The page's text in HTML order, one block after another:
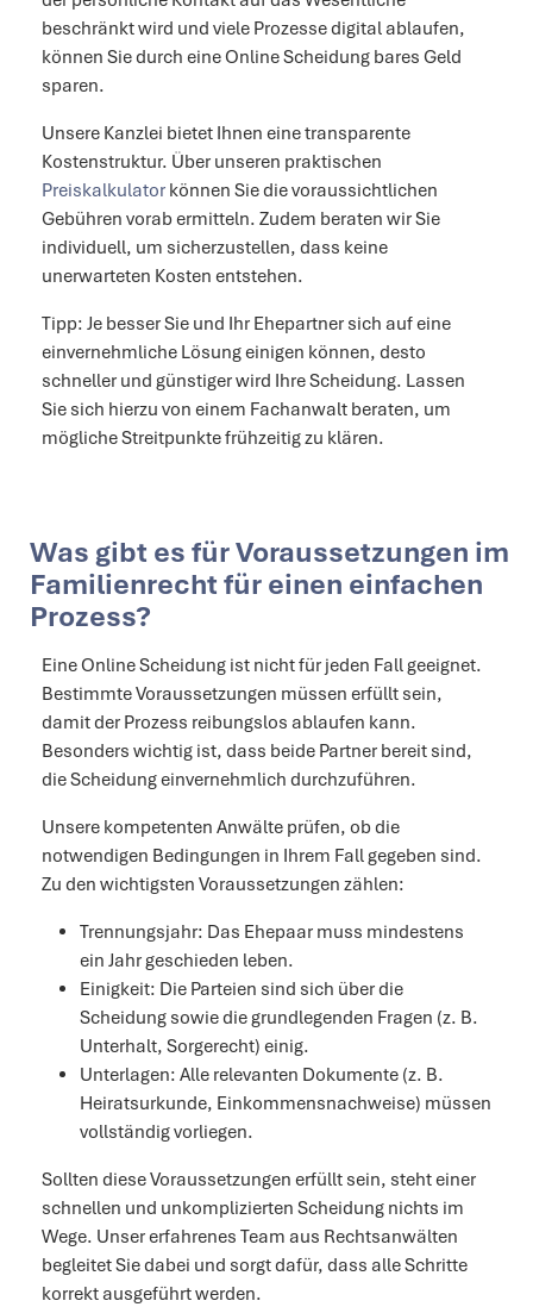
beschränkt wird und viele Prozesse digital ablaufen,
können Sie durch eine Online Scheidung bares Geld
sparen.
Unsere Kanzlei bietet Ihnen eine transparente
Kostenstruktur. Über unseren praktischen
Preiskalkulator können Sie die voraussichtlichen
Gebühren vorab ermitteln. Zudem beraten wir Sie
individuell, um sicherzustellen, dass keine
unerwarteten Kosten entstehen.
Tipp: Je besser Sie und Ihr Ehepartner sich auf eine
einvernehmliche Lösung einigen können, desto
schneller und günstiger wird Ihre Scheidung. Lassen
Sie sich hierzu von einem Fachanwalt beraten, um
mögliche Streitpunkte frühzeitig zu klären.
Was gibt es für Voraussetzungen im
Familienrecht für einen einfachen
Prozess?
Eine Online Scheidung ist nicht für jeden Fall geeignet.
Bestimmte Voraussetzungen müssen erfüllt sein,
damit der Prozess reibungslos ablaufen kann.
Besonders wichtig ist, dass beide Partner bereit sind,
die Scheidung einvernehmlich durchzuführen.
Unsere kompetenten Anwälte prüfen, ob die
notwendigen Bedingungen in Ihrem Fall gegeben sind.
Zu den wichtigsten Voraussetzungen zählen:
Trennungsjahr: Das Ehepaar muss mindestens
ein Jahr geschieden leben.
Einigkeit: Die Parteien sind sich über die
Scheidung sowie die grundlegenden Fragen (z. B.
Unterhalt, Sorgerecht) einig.
Unterlagen: Alle relevanten Dokumente (z. B.
Heiratsurkunde, Einkommensnachweise) müssen
vollständig vorliegen.
Sollten diese Voraussetzungen erfüllt sein, steht einer
schnellen und unkomplizierten Scheidung nichts im
Wege. Unser erfahrenes Team aus Rechtsanwälten
begleitet Sie dabei und sorgt dafür, dass alle Schritte
korrekt ausgeführt werden.